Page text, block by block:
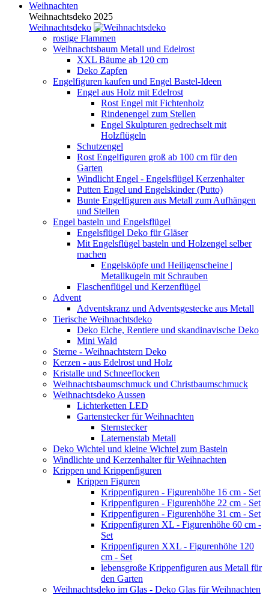
Weihnachten
Weihnachtsdeko 2025
Weihnachtsdeko
rostige Flammen
Weihnachtsbaum Metall und Edelrost
XXL Bäume ab 120 cm
Deko Zapfen
Engelfiguren kaufen und Engel Bastel-Ideen
Engel aus Holz mit Edelrost
Rost Engel mit Fichtenholz
Rindenengel zum Stellen
Engel Skulpturen gedrechselt mit
Holzflügeln
Schutzengel
Rost Engelfiguren groß ab 100 cm für den
Garten
Windlicht Engel - Engelsflügel Kerzenhalter
Putten Engel und Engelskinder (Putto)
Bunte Engelfiguren aus Metall zum Aufhängen
und Stellen
Engel basteln und Engelsflügel
Engelsflügel Deko für Gläser
Mit Engelsflügel basteln und Holzengel selber
machen
Engelsköpfe und Heiligenscheine |
Metallkugeln mit Schrauben
Flaschenflügel und Kerzenflügel
Advent
Adventskranz und Adventsgestecke aus Metall
Tierische Weihnachtsdeko
Deko Elche, Rentiere und skandinavische Deko
Mini Wald
Sterne - Weihnachtstern Deko
Kerzen - aus Edelrost und Holz
Kristalle und Schneeflocken
Weihnachtsbaumschmuck und Christbaumschmuck
Weihnachtsdeko Aussen
Lichterketten LED
Gartenstecker für Weihnachten
Sternstecker
Laternenstab Metall
Deko Wichtel und kleine Wichtel zum Basteln
Windlichte und Kerzenhalter für Weihnachten
Krippen und Krippenfiguren
Krippen Figuren
Krippenfiguren - Figurenhöhe 16 cm - Set
Krippenfiguren - Figurenhöhe 22 cm - Set
Krippenfiguren - Figurenhöhe 31 cm - Set
Krippenfiguren XL - Figurenhöhe 60 cm -
Set
Krippenfiguren XXL - Figurenhöhe 120
cm - Set
lebensgroße Krippenfiguren aus Metall für
den Garten
Weihnachtsdeko im Glas - Deko Glas für Weihnachten